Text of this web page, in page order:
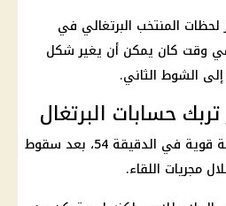
المنتخب البرتغالي في
في وقت كان يمكن أن يغير شكل
إلى الشوط الثاني.
حسابات البرتغال
تعرض منتخب البرتغال لضربة قوية في الدقيقة 54، بعد سقوط
مجريات اللقاء.